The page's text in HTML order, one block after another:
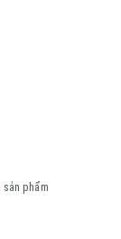
sản phẩm